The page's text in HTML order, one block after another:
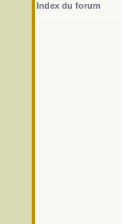
Index du forum